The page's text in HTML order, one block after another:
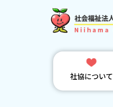
社協について